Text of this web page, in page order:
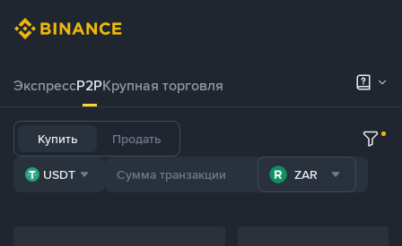
ЭкспрессP2PКрупная торговля
Купить Продать
USDT ZAR